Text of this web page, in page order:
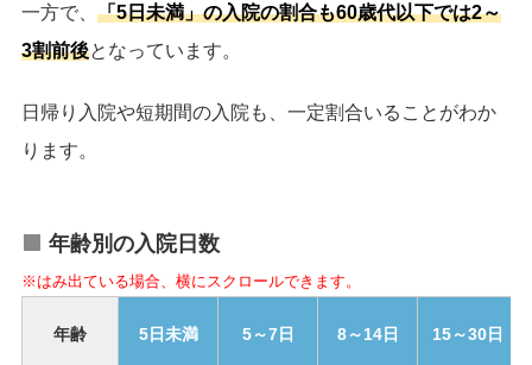
一方で、 「5日未満」の入院の割合も60歳代以下では2～
3割前後となっています。
日帰り入院や短期間の入院も、一定割合いることがわか
ります。
年齢別の入院日数
※はみ出ている場合、横にスクロールできます。
年齢 5日未満 5～7日 8～14日 15～30日